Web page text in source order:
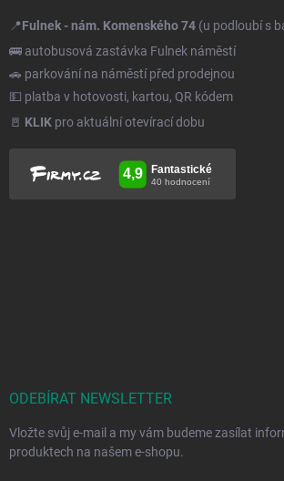
📍Fulnek - nám. Komenského 74 (u podloubí s
🚌 autobusová zastávka Fulnek náměstí
🚗 parkování na náměstí před prodejnou
💵 platba v hotovosti, kartou, QR kódem
🚪 KLIK pro aktuální otevírací dobu
ODEBÍRAT NEWSLETTER
Vložte svůj e-mail a my vám budeme zasílat
produktech na našem e-shopu.